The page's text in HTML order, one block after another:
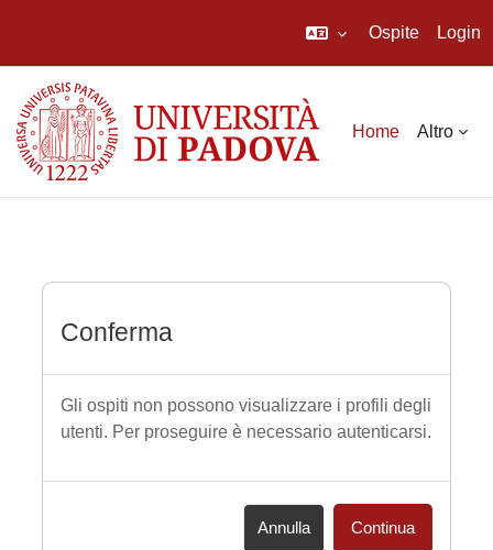
Ospite Login
Home Altro
Conferma
Gli ospiti non possono visualizzare i profili degli
utenti. Per proseguire è necessario autenticarsi.
Annulla Continua